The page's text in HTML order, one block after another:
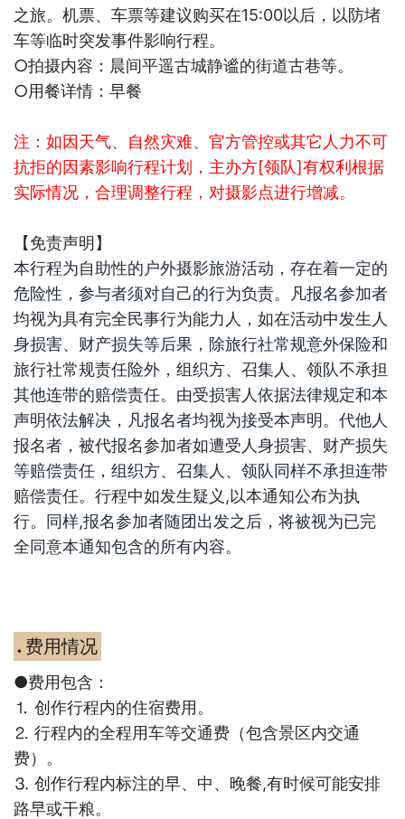
之旅。机票、车票等建议购买在15:00以后，以防堵
车等临时突发事件影响行程。
○拍摄内容：晨间平遥古城静谧的街道古巷等。
○用餐详情：早餐
注：如因天气、自然灾难、官方管控或其它人力不可
抗拒的因素影响行程计划，主办方[领队]有权利根据
实际情况，合理调整行程，对摄影点进行增减。
【免责声明】
本行程为自助性的户外摄影旅游活动，存在着一定的
危险性，参与者须对自己的行为负责。凡报名参加者
均视为具有完全民事行为能力人，如在活动中发生人
身损害、财产损失等后果，除旅行社常规意外保险和
旅行社常规责任险外，组织方、召集人、领队不承担
其他连带的赔偿责任。由受损害人依据法律规定和本
声明依法解决，凡报名者均视为接受本声明。代他人
报名者，被代报名参加者如遭受人身损害、财产损失
等赔偿责任，组织方、召集人、领队同样不承担连带
赔偿责任。行程中如发生疑义 ,以本通知公布为执
行。同样,报名参加者随团出发之后，将被视为已完
全同意本通知包含的所有内容。
◆ 费用情况
●费用包含：
⒈ 创作行程内的住宿费用。
⒉ 行程内的全程用车等交通费（包含景区内交通
费）。
⒊ 创作行程内标注的早、中、晚餐,有时候可能安排
路早或干粮。